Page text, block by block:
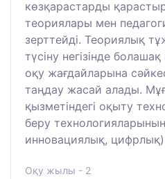
көзқарастарды
теориялары мен
зерттейді. Теориялық
түсіну негізінде
оқу жағдайларына
таңдау жасай алады.
қызметіндегі оқыту
беру
инновациялық, цифрлық)
Оқу жылы - 2